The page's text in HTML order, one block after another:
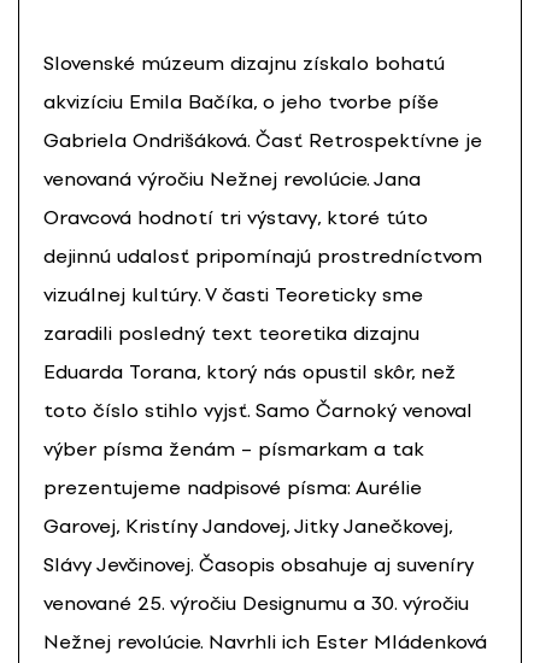
Slovenské múzeum dizajnu získalo bohatú
akvizíciu Emila Bačíka, o jeho tvorbe píše
Gabriela Ondrišáková. Časť Retrospektívne je
venovaná výročiu Nežnej revolúcie. Jana
Oravcová hodnotí tri výstavy, ktoré túto
dejinnú udalosť pripomínajú prostredníctvom
vizuálnej kultúry. V časti Teoreticky sme
zaradili posledný text teoretika dizajnu
Eduarda Torana, ktorý nás opustil skôr, než
toto číslo stihlo vyjsť. Samo Čarnoký venoval
výber písma ženám – písmarkam a tak
prezentujeme nadpisové písma: Aurélie
Garovej, Kristíny Jandovej, Jitky Janečkovej,
Slávy Jevčinovej. Časopis obsahuje aj suveníry
venované 25. výročiu Designumu a 30. výročiu
Nežnej revolúcie. Navrhli ich Ester Mládenková